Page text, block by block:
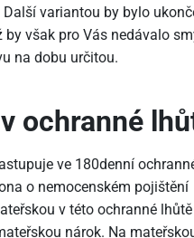
variantou by bylo
však pro Vás nedávalo
na dobu určitou.
ochranné
ve 180denní
o nemocenském pojištění
v této ochranné
nárok. Na